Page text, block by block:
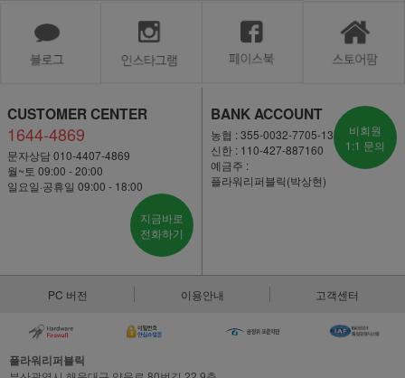
CUSTOMER CENTER
1644-4869
문자상담 010-4407-4869
월~토 09:00 - 20:00
일요일·공휴일 09:00 - 18:00
지금바로
전화하기
BANK ACCOUNT
농협 : 355-0032-7705-13
신한 : 110-427-887160
예금주 :
플라워리퍼블릭(박상현)
비회원
1:1 문의
PC 버전 이용안내 고객센터
플라워리퍼블릭